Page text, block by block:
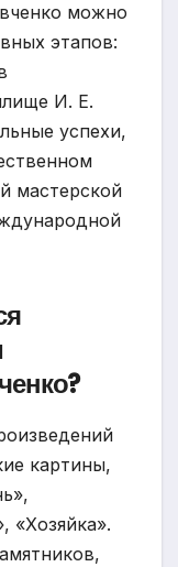
можно
этапов:
И. Е.
успехи,
мастерской
картины,
«Хозяйка».